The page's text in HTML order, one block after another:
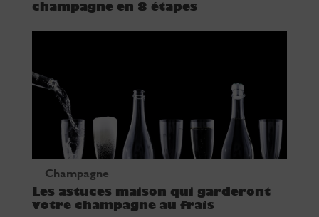
champagne en 8 étapes
Champagne
Les astuces maison qui garderont
votre champagne au frais